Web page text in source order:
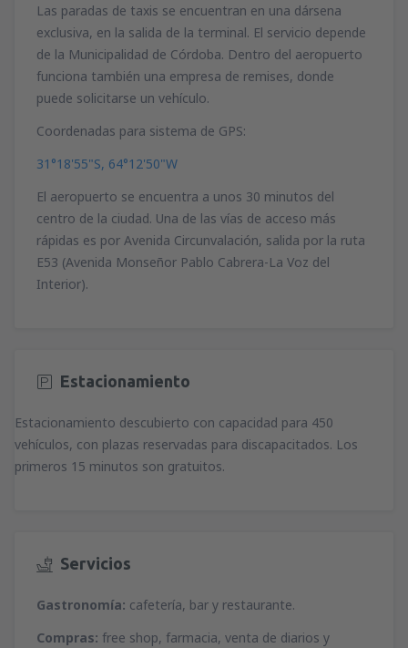
Las paradas de taxis se encuentran en una dársena
exclusiva, en la salida de la terminal. El servicio depende
de la Municipalidad de Córdoba. Dentro del aeropuerto
funciona también una empresa de remises, donde
puede solicitarse un vehículo.
Coordenadas para sistema de GPS:
31°18'55"S, 64°12'50"W
El aeropuerto se encuentra a unos 30 minutos del
centro de la ciudad. Una de las vías de acceso más
rápidas es por Avenida Circunvalación, salida por la ruta
E53 (Avenida Monseñor Pablo Cabrera-La Voz del
Interior).
Estacionamiento
Estacionamiento descubierto con capacidad para 450
vehículos, con plazas reservadas para discapacitados. Los
primeros 15 minutos son gratuitos.
Servicios
Gastronomía: cafetería, bar y restaurante.
Compras: free shop, farmacia, venta de diarios y